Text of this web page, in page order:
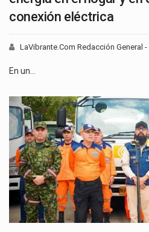
conexión eléctrica
LaVibrante.Com Redacción General -
En un…